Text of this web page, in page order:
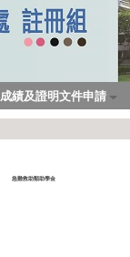
成績及證明文件申請
急難救助類助學金